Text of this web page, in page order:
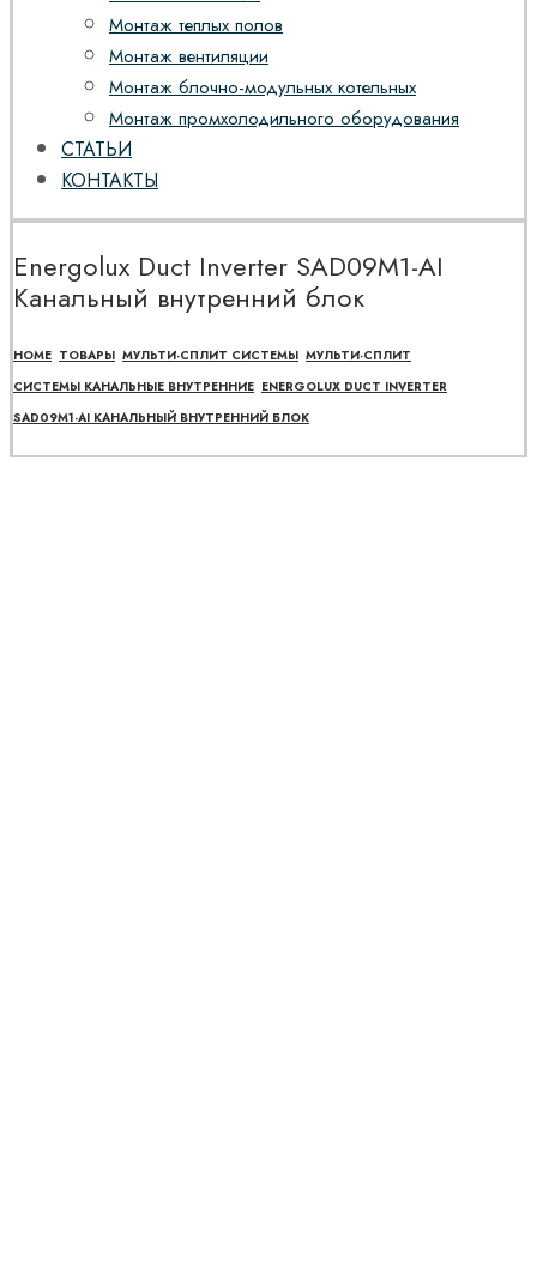
Монтаж теплых полов
Монтаж вентиляции
Монтаж блочно-модульных котельных
Монтаж промхолодильного оборудования
СТАТЬИ
КОНТАКТЫ
Energolux Duct Inverter SAD09M1-AI
Канальный внутренний блок
HOME ТОВАРЫ МУЛЬТИ-СПЛИТ СИСТЕМЫ МУЛЬТИ-СПЛИТ
СИСТЕМЫ КАНАЛЬНЫЕ ВНУТРЕННИЕ ENERGOLUX DUCT INVERTER
SAD09M1-AI КАНАЛЬНЫЙ ВНУТРЕННИЙ БЛОК